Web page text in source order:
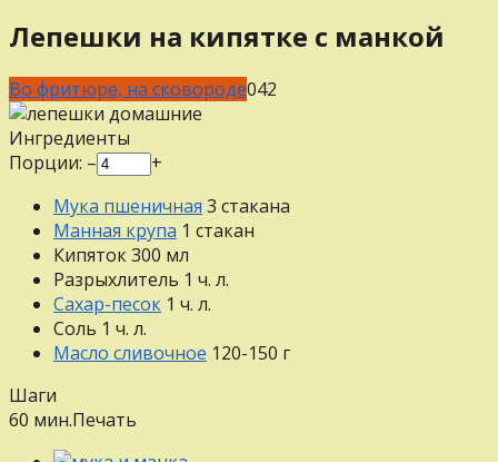
Лепешки на кипятке с манкой
Во фритюре, на сковороде042
Ингредиенты
Порции: –
+
Мука пшеничная 3 стакана
Манная крупа 1 стакан
Кипяток300 мл
Разрыхлитель 1 ч. л.
Сахар-песок 1 ч. л.
Соль 1 ч. л.
Масло сливочное 120-150 г
Шаги
60 мин.Печать